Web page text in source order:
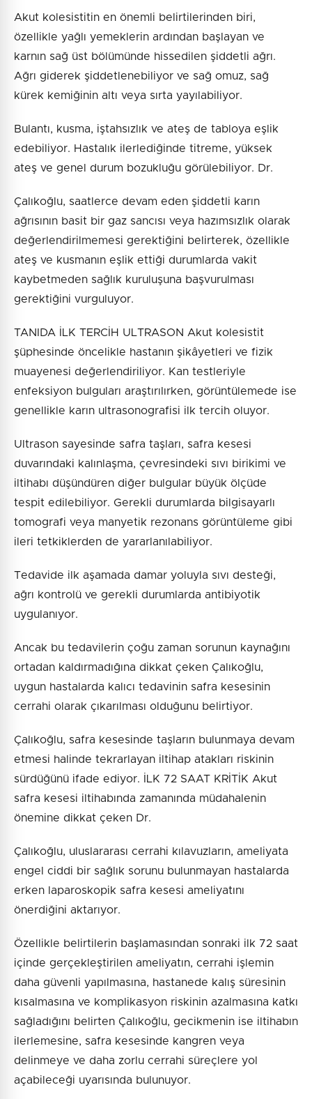
Akut kolesistitin en önemli belirtilerinden biri,
özellikle yağlı yemeklerin ardından başlayan ve
karnın sağ üst bölümünde hissedilen şiddetli ağrı.
Ağrı giderek şiddetlenebiliyor ve sağ omuz, sağ
kürek kemiğinin altı veya sırta yayılabiliyor.
Bulantı, kusma, iştahsızlık ve ateş de tabloya eşlik
edebiliyor. Hastalık ilerlediğinde titreme, yüksek
ateş ve genel durum bozukluğu görülebiliyor. Dr.
Çalıkoğlu, saatlerce devam eden şiddetli karın
ağrısının basit bir gaz sancısı veya hazımsızlık olarak
değerlendirilmemesi gerektiğini belirterek, özellikle
ateş ve kusmanın eşlik ettiği durumlarda vakit
kaybetmeden sağlık kuruluşuna başvurulması
gerektiğini vurguluyor.
TANIDA İLK TERCİH ULTRASON Akut kolesistit
şüphesinde öncelikle hastanın şikâyetleri ve fizik
muayenesi değerlendiriliyor. Kan testleriyle
enfeksiyon bulguları araştırılırken, görüntülemede ise
genellikle karın ultrasonografisi ilk tercih oluyor.
Ultrason sayesinde safra taşları, safra kesesi
duvarındaki kalınlaşma, çevresindeki sıvı birikimi ve
iltihabı düşündüren diğer bulgular büyük ölçüde
tespit edilebiliyor. Gerekli durumlarda bilgisayarlı
tomografi veya manyetik rezonans görüntüleme gibi
ileri tetkiklerden de yararlanılabiliyor.
Tedavide ilk aşamada damar yoluyla sıvı desteği,
ağrı kontrolü ve gerekli durumlarda antibiyotik
uygulanıyor.
Ancak bu tedavilerin çoğu zaman sorunun kaynağını
ortadan kaldırmadığına dikkat çeken Çalıkoğlu,
uygun hastalarda kalıcı tedavinin safra kesesinin
cerrahi olarak çıkarılması olduğunu belirtiyor.
Çalıkoğlu, safra kesesinde taşların bulunmaya devam
etmesi halinde tekrarlayan iltihap atakları riskinin
sürdüğünü ifade ediyor. İLK 72 SAAT KRİTİK Akut
safra kesesi iltihabında zamanında müdahalenin
önemine dikkat çeken Dr.
Çalıkoğlu, uluslararası cerrahi kılavuzların, ameliyata
engel ciddi bir sağlık sorunu bulunmayan hastalarda
erken laparoskopik safra kesesi ameliyatını
önerdiğini aktarıyor.
Özellikle belirtilerin başlamasından sonraki ilk 72 saat
içinde gerçekleştirilen ameliyatın, cerrahi işlemin
daha güvenli yapılmasına, hastanede kalış süresinin
kısalmasına ve komplikasyon riskinin azalmasına katkı
sağladığını belirten Çalıkoğlu, gecikmenin ise iltihabın
ilerlemesine, safra kesesinde kangren veya
delinmeye ve daha zorlu cerrahi süreçlere yol
açabileceği uyarısında bulunuyor.